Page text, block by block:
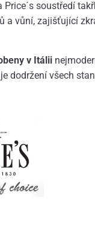
Price´s soustředí
a vůní, zajišťující
v Itálii
dodržení všech